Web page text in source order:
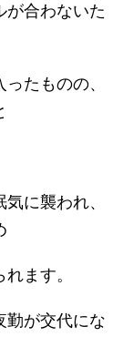
が合わないた
たものの、
に襲われ、
ます。
勤が交代にな